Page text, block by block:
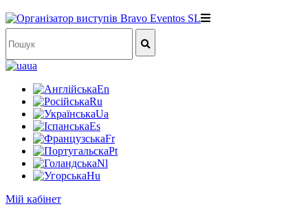
ua
En
Ru
Ua
Es
Fr
Pt
Nl
Hu
Мій кабінет